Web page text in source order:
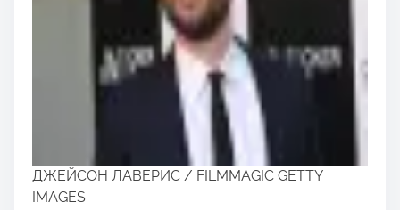
ДЖЕЙСОН ЛАВЕРИС / FILMMAGIC GETTY
IMAGES